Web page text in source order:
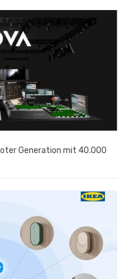
Generation mit 40.000